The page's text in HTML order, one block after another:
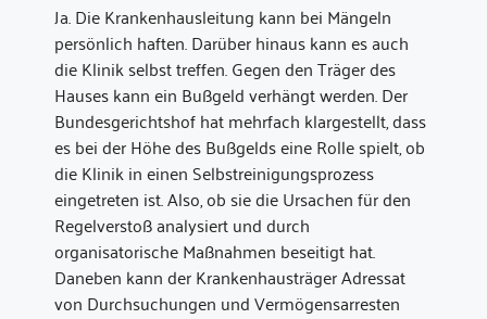
Ja. Die Krankenhausleitung kann bei Mängeln
persönlich haften. Darüber hinaus kann es auch
die Klinik selbst treffen. Gegen den Träger des
Hauses kann ein Bußgeld verhängt werden. Der
Bundesgerichtshof hat mehrfach klargestellt, dass
es bei der Höhe des Bußgelds eine Rolle spielt, ob
die Klinik in einen Selbstreinigungsprozess
eingetreten ist. Also, ob sie die Ursachen für den
Regelverstoß analysiert und durch
organisatorische Maßnahmen beseitigt hat.
Daneben kann der Krankenhausträger Adressat
von Durchsuchungen und Vermögensarresten